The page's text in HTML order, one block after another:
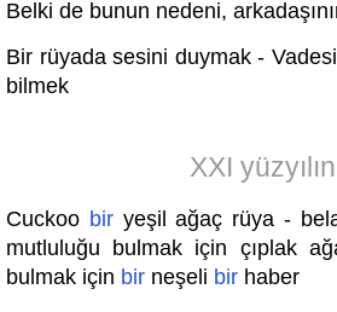
Belki de bunun nedeni,
Bir rüyada sesini duymak - Vadesi
bilmek
XXI
Cuckoo biryeşil ağaç rüya -
mutluluğu bulmak için çıplak
bulmak için bir neşeli bir haber